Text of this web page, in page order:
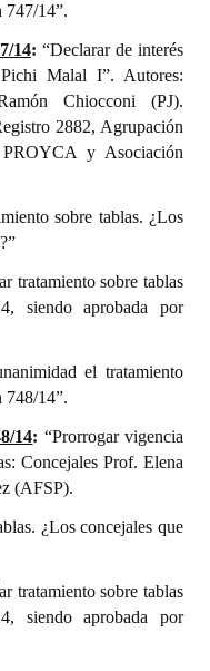
747/14”.
14: “Declarar de interés
Malal I”. Autores:
Chiocconi (PJ).
2882, Agrupación
y Asociación
sobre tablas. ¿Los
tratamiento sobre tablas
siendo aprobada por
el tratamiento
748/14”.
14: “Prorrogar vigencia
Concejales Prof. Elena
(AFSP).
¿Los concejales que
tratamiento sobre tablas
siendo aprobada por